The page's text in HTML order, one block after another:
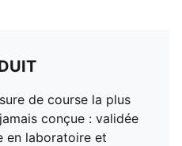
de course la plus
conçue : validée
en laboratoire et